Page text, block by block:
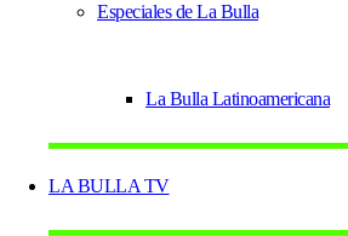
Especiales de La Bulla
La Bulla Latinoamericana
LA BULLA TV